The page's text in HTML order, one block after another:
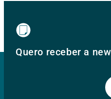
Quero receber a